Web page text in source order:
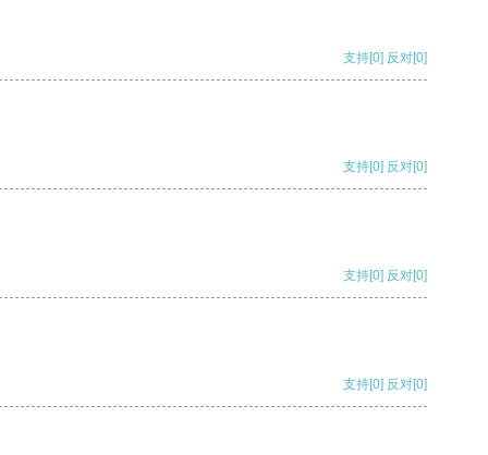
支持[0] 反对[0]
支持[0] 反对[0]
支持[0] 反对[0]
支持[0] 反对[0]